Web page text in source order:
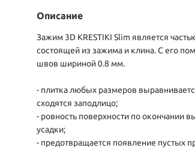
Описание
Зажим 3D KRESTIKI Slim является
состоящей из зажима и клина. С его
швов шириной 0.8 мм.
- плитка любых размеров
сходятся заподлицо;
- ровность поверхности по окончании
усадки;
- предотвращается появление пустых